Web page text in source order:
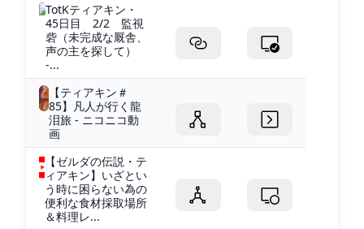
TotKティアキン・
45日目 2/2 監視
砦（未完成な厩舎、
声の主を探して）
-...
【ティアキン＃
85】凡人が行く龍
泪旅 - ニコニコ動
画
【ゼルダの伝説・テ
ィアキン】いざとい
う時に困らない為の
便利な食材採取場所
＆料理レ...